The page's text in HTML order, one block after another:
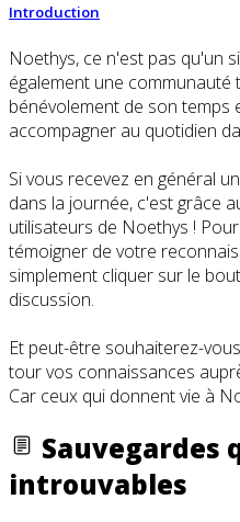
Introduction
Noethys, ce n'est pas qu'un
également une communauté
bénévolement de son temps
accompagner au quotidien
Si vous recevez en général
dans la journée, c'est grâce
utilisateurs de Noethys !
témoigner de votre
simplement cliquer sur le
discussion.
Et peut-être souhaiterez-
tour vos connaissances
Car ceux qui donnent vie à
Sauvegardes
introuvables